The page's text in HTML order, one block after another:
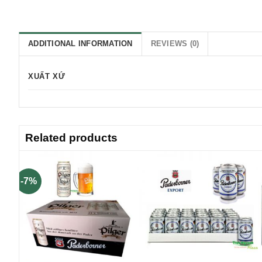
ADDITIONAL INFORMATION REVIEWS (0)
XUẤT XỨ
Related products
-7%